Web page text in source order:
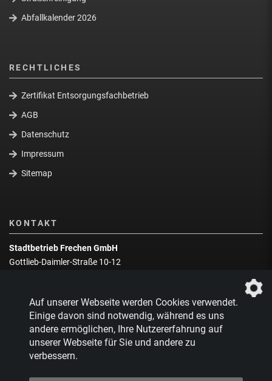
Abfallkalender 2026
RECHTLICHES
Zertifikat Entsorgungsfachbetrieb
AGB
Datenschutz
Impressum
Sitemap
KONTAKT
Stadtbetrieb Frechen GmbH
Gottlieb-Daimler-Straße 10-12
Zentrale:02234 9217-0
Abfallberatung:02234 9217-17
Auf unserer Webseite werden Cookies verwendet.
Einige davon sind notwendig, während es uns
andere ermöglichen, Ihre Nutzererfahrung auf
unserer Webseite für Sie und andere zu
verbessern.